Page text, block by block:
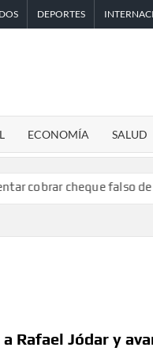
DEPORTES
ECONOMÍA SALUD
cheque falso de 420,000
Rafael Jódar y